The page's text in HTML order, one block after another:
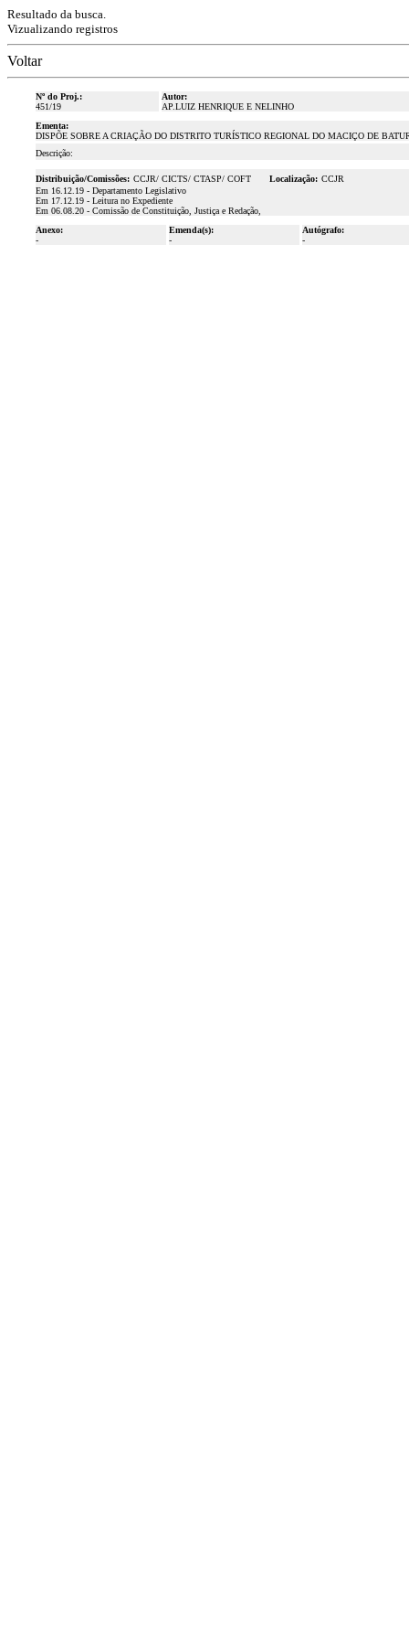
Resultado da busca.
Vizualizando registros
Voltar
Nº do Proj.:
451/19
Autor:
AP.LUIZ HENRIQUE E NELINHO
Ementa:
DISPÕE SOBRE A CRIAÇÃO DO DISTRITO TURÍSTICO REGIONAL DO MACIÇO DE
Descrição:
Distribuição/Comissões: CCJR/ CICTS/ CTASP/ COFT Localização: CCJR
Em 16.12.19 - Departamento Legislativo
Em 17.12.19 - Leitura no Expediente
Em 06.08.20 - Comissão de Constituição, Justiça e Redação,
Anexo:
-
Emenda(s):
-
Autógrafo:
-